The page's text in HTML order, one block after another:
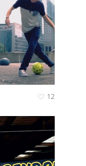
12